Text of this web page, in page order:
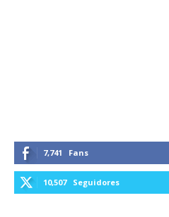
7,741 Fans
10,507 Seguidores